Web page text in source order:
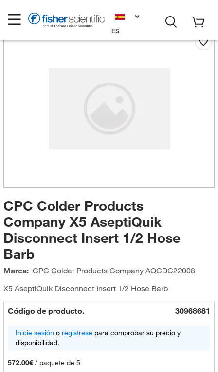
ES
CPC Colder Products
Company X5 AseptiQuik
Disconnect Insert 1/2 Hose
Barb
Marca: CPC Colder Products CompanyAQCDC22008
X5 AseptiQuik Disconnect Insert 1/2 Hose Barb
Código de producto. 30968681
Inicie sesión o regístresepara comprobar su precio y
disponibilidad.
572.00€/ paquete de 5